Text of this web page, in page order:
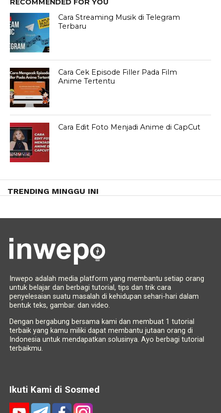
RECOMMENDED FOR YOU
Cara Streaming Musik di Telegram
Terbaru
Cara Cek Episode Filler Pada Film
Anime Tertentu
Cara Edit Foto Menjadi Anime di CapCut
TRENDING MINGGU INI
Inwepo adalah media platform yang membantu setiap orang
untuk belajar dan berbagi tutorial, tips dan trik cara
penyelesaian suatu masalah di kehidupan sehari-hari dalam
bentuk teks, gambar. dan video.
Dengan bergabung bersama kami dan membuat 1 tutorial
terbaik yang kamu miliki dapat membantu jutaan orang di
Indonesia untuk mendapatkan solusinya. Ayo berbagi tutorial
terbaikmu.
Ikuti Kami di Sosmed